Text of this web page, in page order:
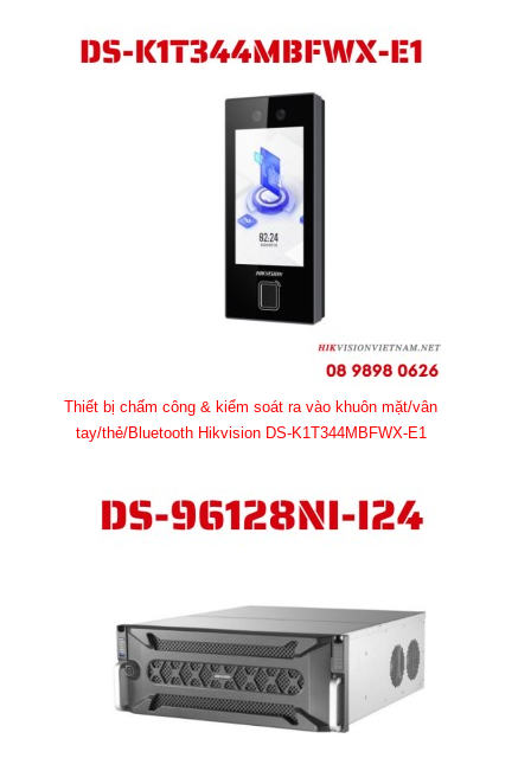
Thiết bị chấm công & kiểm soát ra vào khuôn mặt/vân
tay/thẻ/Bluetooth Hikvision DS-K1T344MBFWX-E1